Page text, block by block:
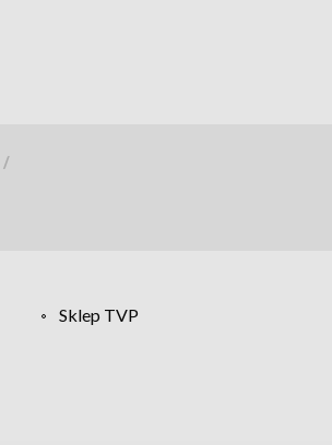
/
Sklep TVP